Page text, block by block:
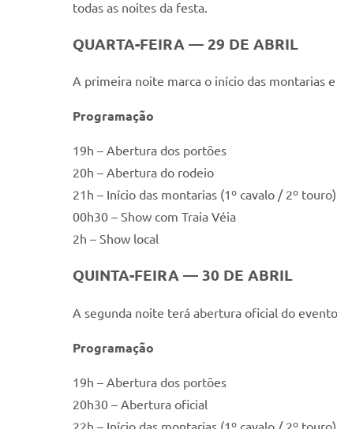
todas as noites da festa.
QUARTA-FEIRA — 29 DE ABRIL
A primeira noite marca o início das montarias
Programação
19h – Abertura dos portões
20h – Abertura do rodeio
21h – Início das montarias (1º cavalo / 2º touro)
00h30 – Show com Traia Véia
2h – Show local
QUINTA-FEIRA — 30 DE ABRIL
A segunda noite terá abertura oficial do
Programação
19h – Abertura dos portões
20h30 – Abertura oficial